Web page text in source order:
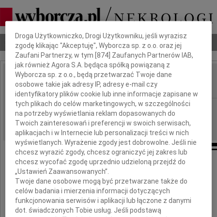
Nekrologi Odeszli Poradnik pogrzebowy
IMIĘ I NAZWISKO: Ryszard Śliwczyński
REGION: Warszawa
DATA EMISJI: 17.09.2009
W dniu 9 września 2009 roku,
po długiej i ciężkiej chorobie zmarł
Dbamy o Twoją prywatność
Droga Użytkowniczko, Drogi Użytkowniku, jeśli wyrazisz
zgodę klikając "Akceptuję", Wyborcza sp. z o.o. oraz jej
Zaufani Partnerzy, w tym [874 ] Zaufanych Partnerów IAB,
jak również Agora S.A. będąca spółką powiązaną z
Wyborcza sp. z o.o., będą przetwarzać Twoje dane
osobowe takie jak adresy IP, adresy e-mail czy
identyfikatory plików cookie lub inne informacje zapisane w
tych plikach do celów marketingowych, w szczególności
na potrzeby wyświetlania reklam dopasowanych do
Twoich zainteresowań i preferencji w swoich serwisach,
aplikacjach i w Internecie lub personalizacji treści w nich
wyświetlanych. Wyrażenie zgody jest dobrowolne. Jeśli nie
chcesz wyrazić zgody, chcesz ograniczyć jej zakres lub
chcesz wycofać zgodę uprzednio udzieloną przejdź do
„Ustawień Zaawansowanych”.
Twoje dane osobowe mogą być przetwarzane także do
celów badania i mierzenia informacji dotyczących
funkcjonowania serwisów i aplikacji lub łączone z danymi
dot. świadczonych Tobie usług. Jeśli podstawą